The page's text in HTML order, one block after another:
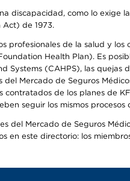
discapacidad, como lo exige
de 1973.
profesionales de la salud y
Health Plan). Es
(CAHPS), las quejas
Mercado de Seguros
de los planes de
seguir los mismos
del Mercado de Seguros
en este directorio: los